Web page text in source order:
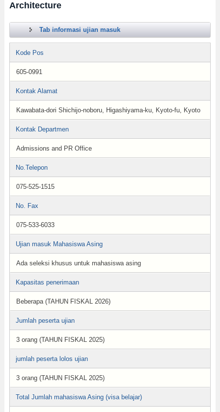
Architecture
Tab informasi ujian masuk
Kode Pos
605-0991
Kontak Alamat
Kawabata-dori Shichijo-noboru, Higashiyama-ku, Kyoto-fu, Kyoto
Kontak Departmen
Admissions and PR Office
No.Telepon
075-525-1515
No. Fax
075-533-6033
Ujian masuk Mahasiswa Asing
Ada seleksi khusus untuk mahasiswa asing
Kapasitas penerimaan
Beberapa (TAHUN FISKAL 2026)
Jumlah peserta ujian
3 orang (TAHUN FISKAL 2025)
jumlah peserta lolos ujian
3 orang (TAHUN FISKAL 2025)
Total Jumlah mahasiswa Asing (visa belajar)